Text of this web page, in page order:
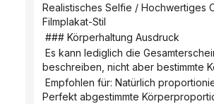
Realistisches Selfie / Hochwertiges
Filmplakat-Stil
### Körperhaltung Ausdruck
beschreiben, nicht aber bestimmte
Perfekt abgestimmte